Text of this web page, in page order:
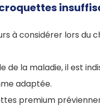
à considérer lors du
de la maladie, il est
adaptée.
premium